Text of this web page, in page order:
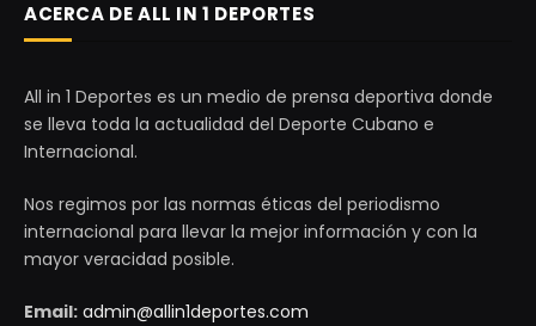
ACERCA DE ALL IN 1 DEPORTES
All in 1 Deportes es un medio de prensa deportiva donde
se lleva toda la actualidad del Deporte Cubano e
Internacional.
Nos regimos por las normas éticas del periodismo
internacional para llevar la mejor información y con la
mayor veracidad posible.
Email: admin@allin1deportes.com